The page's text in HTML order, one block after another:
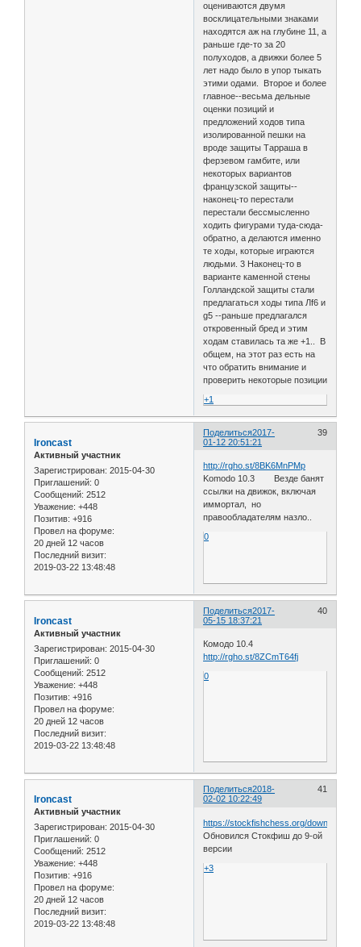
оцениваются двумя
восклицательными знаками
находятся аж на глубине 11, а
раньше где-то за 20
полуходов, а движки более 5
лет надо было в упор тыкать
этими одами. Второе и более
главное--весьма дельные
оценки позиций и
предложений ходов типа
изолированной пешки на
вроде защиты Тарраша в
ферзевом гамбите, или
некоторых вариантов
французской защиты--
наконец-то перестали
перестали бессмысленно
ходить фигурами туда-сюда-
обратно, а делаются именно
те ходы, которые играются
людьми. 3 Наконец-то в
варианте каменной стены
Голландской защиты стали
предлагаться ходы типа Лf6 и
g5 --раньше предлагался
откровенный бред и этим
ходам ставилась та же +1.. В
общем, на этот раз есть на
что обратить внимание и
проверить некоторые позиции
+1
Поделиться 39
2017-
01-12 20:51:21
Ironcast
Активный участник
Зарегистрирован: 2015-04-30
Приглашений: 0
Сообщений: 2512
Уважение: +448
Позитив: +916
Провел на форуме:
20 дней 12 часов
Последний визит:
2019-03-22 13:48:48
http://rgho.st/8BK6MnPMp
Komodo 10.3 Везде банят
ссылки на движок, включая
иммортал, но
правообладателям назло..
0
Поделиться 40
2017-
05-15 18:37:21
Ironcast
Активный участник
Зарегистрирован: 2015-04-30
Приглашений: 0
Сообщений: 2512
Уважение: +448
Позитив: +916
Провел на форуме:
20 дней 12 часов
Последний визит:
2019-03-22 13:48:48
Комодо 10.4
http://rgho.st/8ZCmT64fj
0
Поделиться 41
2018-
02-02 10:22:49
Ironcast
Активный участник
Зарегистрирован: 2015-04-30
Приглашений: 0
Сообщений: 2512
Уважение: +448
Позитив: +916
Провел на форуме:
20 дней 12 часов
Последний визит:
2019-03-22 13:48:48
https://stockfishchess.org/download/
Обновился Стокфиш до 9-ой
версии
+3